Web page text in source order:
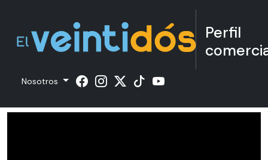
Perfil
Nosotros